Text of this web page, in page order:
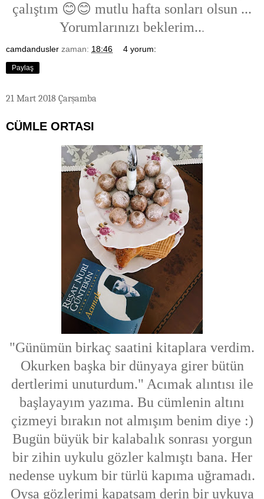
çalıştım 😊😊 mutlu hafta sonları olsun ...
Yorumlarınızı beklerim...
camdandusler zaman: 18:46 4 yorum:
Paylaş
21 Mart 2018 Çarşamba
CÜMLE ORTASI
"Günümün birkaç saatini kitaplara verdim.
Okurken başka bir dünyaya girer bütün
dertlerimi unuturdum." Acımak alıntısı ile
başlayayım yazıma. Bu cümlenin altını
çizmeyi bırakın not almışım benim diye :)
Bugün büyük bir kalabalık sonrası yorgun
bir zihin uykulu gözler kalmıştı bana. Her
nedense uykum bir türlü kapıma uğramadı.
Oysa gözlerimi kapatsam derin bir uykuya